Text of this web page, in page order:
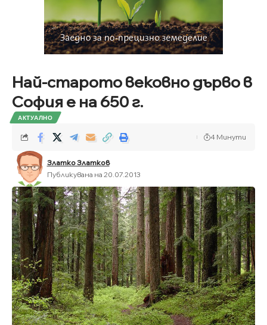
Най-старото вековно дърво в
София е на 650 г.
АКТУАЛНО
Златко Златков
Публикувана на 20.07.2013
4 Минути